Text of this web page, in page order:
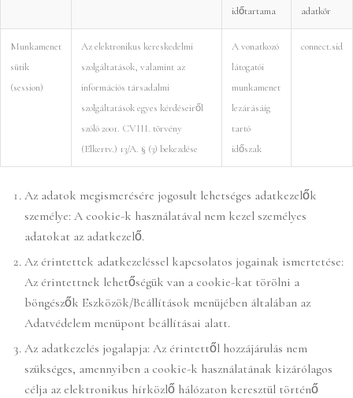
időtartama
adatkör
Munkamenet
sütik
(session)
Az elektronikus kereskedelmi
szolgáltatások, valamint az
információs társadalmi
szolgáltatások egyes kérdéseiről
szóló 2001. CVIII. törvény
(Elkertv.) 13/A. § (3) bekezdése
A vonatkozó
látogatói
munkamenet
lezárásáig
tartó
időszak
connect.sid
Az adatok megismerésére jogosult lehetséges adatkezelők
személye: A cookie-k használatával nem kezel személyes
adatokat az adatkezelő.
Az érintettek adatkezeléssel kapcsolatos jogainak ismertetése:
Az érintettnek lehetőségük van a cookie-kat törölni a
böngészők Eszközök/Beállítások menüjében általában az
Adatvédelem menüpont beállításai alatt.
Az adatkezelés jogalapja: Az érintettől hozzájárulás nem
szükséges, amennyiben a cookie-k használatának kizárólagos
célja az elektronikus hírközlő hálózaton keresztül történő